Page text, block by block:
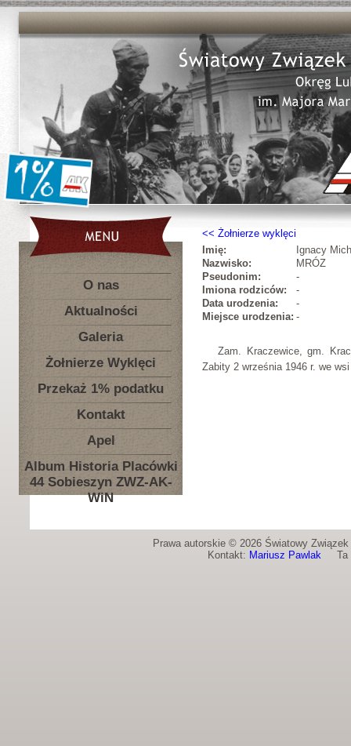
O nas
Aktualności
Galeria
Żołnierze Wyklęci
Przekaż 1% podatku
Kontakt
Apel
Album Historia Placówki
44 Sobieszyn ZWZ-AK-
WiN
Żołnierze wyklęci
Imię:
Ignacy
Nazwisko:
MRÓZ
Pseudonim:
-
Imiona rodziców:
-
Data urodzenia:
-
Miejsce urodzenia: -
Zam. Kraczewice, gm.
Zabity 2 września 1946 r. we
Prawa autorskie © 2026 Światowy
Kontakt: Mariusz PawlakTa